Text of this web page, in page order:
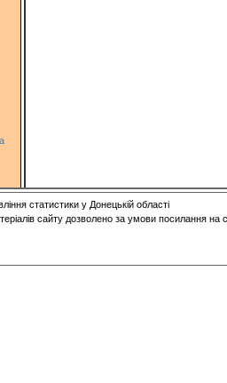
статистики у Донецькій області
сайту дозволено за умови посилання на